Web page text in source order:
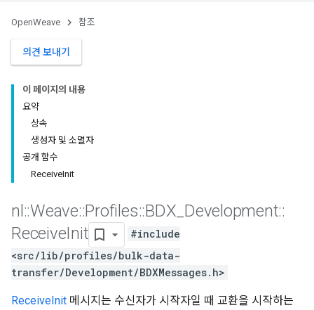
OpenWeave 참조
의견 보내기
이 페이지의 내용
요약
상속
생성자 및 소멸자
공개 함수
ReceiveInit
nl ::Weave::Profiles::BDX Development::
ReceiveInit
#include
<src/lib/profiles/bulk-data-
transfer/Development/BDXMessages.h>
ReceiveInit 메시지는 수신자가 시작자일 때 교환을 시작하는